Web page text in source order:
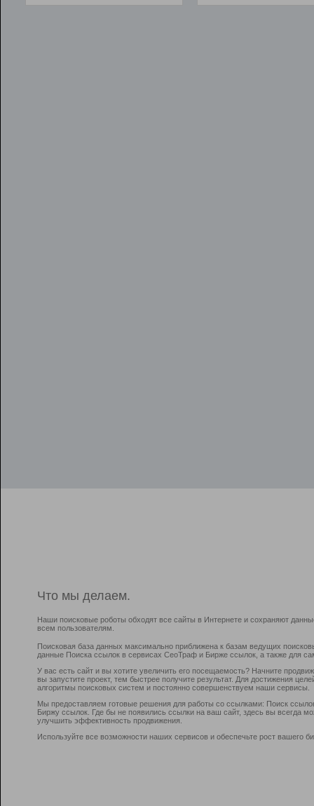
Что мы делаем.
Наши поисковые роботы обходят все сайты в Интернете и сохраняют
всем пользователям.
Поисковая база данных максимально приближена к базам ведущих
данные Поиска ссылок в сервисах СеоТраф и Бирже ссылок, а также для
У вас есть сайт и вы хотите увеличить его посещаемость? Начните
вы запустите проект, тем быстрее получите результат. Для достижения
алгоритмы поисковых систем и постоянно совершенствуем наши сервисы.
Мы предоставляем готовые решения для работы со ссылками: Поиск
Биржу ссылок. Где бы не появились ссылки на ваш сайт, здесь вы всегда
улучшить эффективность продвижения.
Используйте все возможности наших сервисов и обеспечьте рост вашего